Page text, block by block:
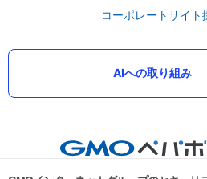
コーポレートサイト
AIへの取り組み